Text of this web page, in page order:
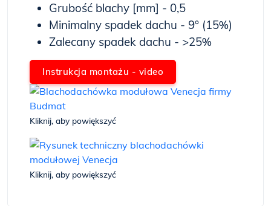
Grubość blachy [mm] - 0,5
Minimalny spadek dachu - 9° (15%)
Zalecany spadek dachu - >25%
Instrukcja montażu - video
Kliknij, aby powiększyć
Kliknij, aby powiększyć